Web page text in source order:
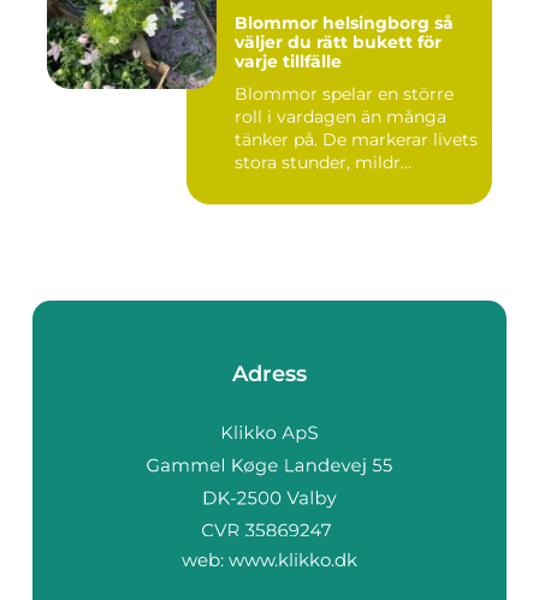
Blommor helsingborg så
väljer du rätt bukett för
varje tillfälle
Blommor spelar en större
roll i vardagen än många
tänker på. De markerar livets
stora stunder, mildr...
Adress
web: www.klikko.dk